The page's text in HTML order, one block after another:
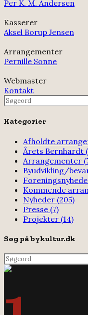
Per K. M. Andersen
Kasserer
Aksel Borup Jensen
Arrangementer
Pernille Sonne
Webmaster
Kontakt
Search
for:
Kategorier
Afholdte
Årets Bernhardt
Arrangementer
Byudvikling/
Kommende
Nyheder (205)
Presse (7)
Projekter (14)
Søg på bykultur.dk
Search
for: